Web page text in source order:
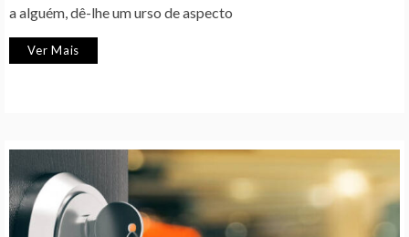
a alguém, dê-lhe um urso de aspecto
Ver Mais